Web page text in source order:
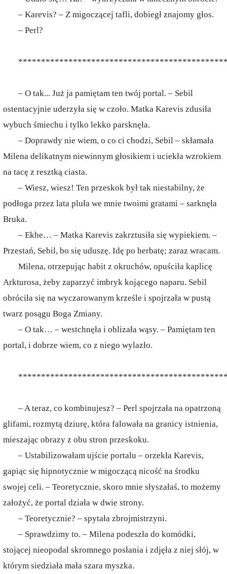
– Karevis? – Z migoczącej tafli, dobiegł znajomy głos.
– Perl?
– O tak... Już ja pamiętam ten twój portal. – Sebil
ostentacyjnie uderzyła się w czoło. Matka Karevis zdusiła
wybuch śmiechu i tylko lekko parsknęła.
– Doprawdy nie wiem, o co ci chodzi, Sebil – skłamała
Milena delikatnym niewinnym głosikiem i uciekła wzrokiem
na tacę z resztką ciasta.
– Wiesz, wiesz! Ten przeskok był tak niestabilny, że
podłoga przez lata pluła we mnie twoimi gratami – sarknęła
Bruka.
– Ekhe… – Matka Karevis zakrztusiła się wypiekiem. –
Przestań, Sebil, bo się uduszę. Idę po herbatę; zaraz wracam.
Milena, otrzepując habit z okruchów, opuściła kaplicę
Arkturosa, żeby zaparzyć imbryk kojącego naparu. Sebil
obróciła się na wyczarowanym krześle i spojrzała w pustą
twarz posągu Boga Zmiany.
– O tak… – westchnęła i oblizała wąsy. – Pamiętam ten
portal, i dobrze wiem, co z niego wylazło.
– A teraz, co kombinujesz? – Perl spojrzała na opatrzoną
glifami, rozmytą dziurę, która falowała na granicy istnienia,
mieszając obrazy z obu stron przeskoku.
– Ustabilizowałam ujście portalu – orzekła Karevis,
gapiąc się hipnotycznie w migoczącą nicość na środku
swojej celi. – Teoretycznie, skoro mnie słyszałaś, to możemy
założyć, że portal działa w dwie strony.
– Teoretycznie? – spytała zbrojmistrzyni.
– Sprawdzimy to. – Milena podeszła do komódki,
stojącej nieopodal skromnego posłania i zdjęła z niej słój, w
którym siedziała mała szara myszka.